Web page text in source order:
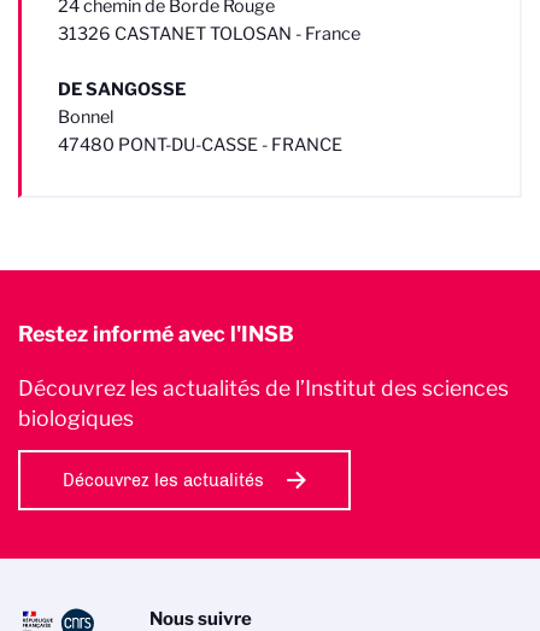
24 chemin de Borde Rouge
31326 CASTANET TOLOSAN - France
DE SANGOSSE
Bonnel
47480 PONT-DU-CASSE - FRANCE
Restez informé avec l'INSB
Découvrez les actualités de l’Institut des sciences
biologiques
Découvrez les actualités
Nous suivre